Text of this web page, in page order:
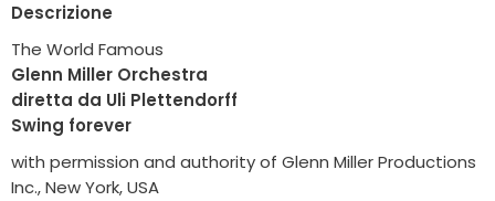
Descrizione
The World Famous
Glenn Miller Orchestra
diretta da Uli Plettendorff
Swing forever
with permission and authority of Glenn Miller Productions
Inc., New York, USA